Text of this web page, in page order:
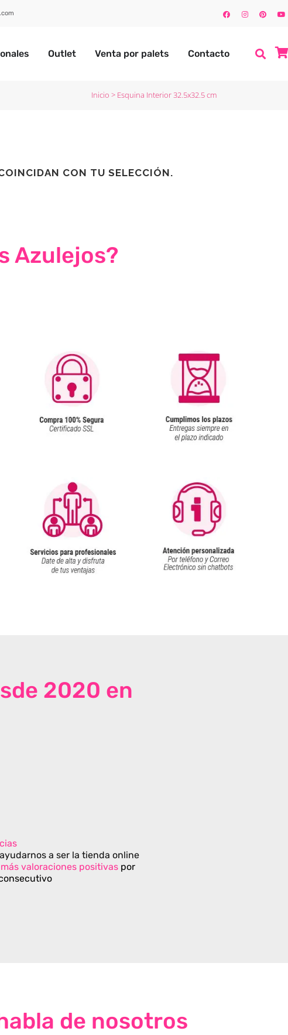
Outlet Venta por palets Contacto
Inicio > Esquina Interior 32.5x32.5 cm
CON TU SELECCIÓN.
Azulejos?
2020 en
a ser la tienda online
más valoraciones positivas por
de nosotros